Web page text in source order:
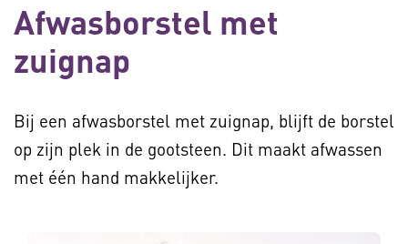
Afwasborstel met
zuignap
Bij een afwasborstel met zuignap, blijft de borstel
op zijn plek in de gootsteen. Dit maakt afwassen
met één hand makkelijker.